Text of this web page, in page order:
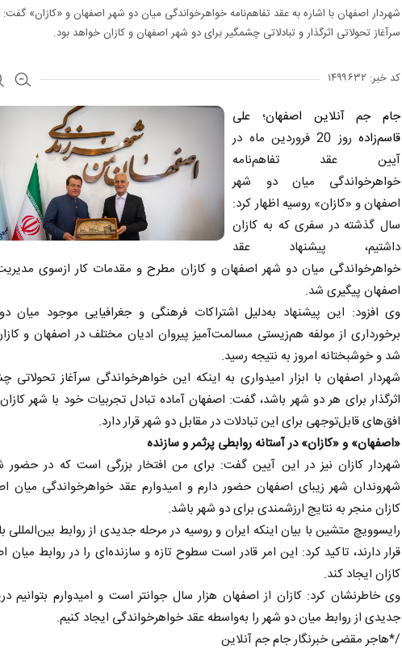
شهردار اصفهان با اشاره به عقد تفاهم‌نامه خواهرخواندگی میان دو شهر اصفهان و «کازان» گفت:
سرآغاز تحولاتی اثرگذار و تبادلاتی چشمگیر برای دو شهر اصفهان و کازان خواهد بود.
کد خبر: ۱۴۹۹۶۳۲
جام جم آنلاین اصفهان؛
علی
قاسم‌زاده
روز 20 فروردین ماه در
آیین عقد تفاهم‌نامه
خواهرخواندگی میان دو شهر
اصفهان و «کازان» روسیه اظهار کرد:
سال گذشته در سفری که به کازان
داشتیم، پیشنهاد عقد
خواهرخواندگی میان دو شهر اصفهان و‌ کازان مطرح و مقدمات کار ازسوی
اصفهان پیگیری شد.
وی افزود: این پیشنهاد به‌دلیل اشتراکات فرهنگی و جغرافیایی موجود میان
برخورداری از مولفه هم‌زیستی مسالمت‌آمیز پیروان ادیان مختلف در اصفهان و
شد و خوشبختانه امروز به نتیجه رسید.
شهردار اصفهان با ابزار امیدواری به اینکه این خواهرخواندگی سرآغاز تحولاتی
اثرگذار برای هر دو شهر باشد، گفت: اصفهان آماده تبادل تجربیات خود با شهر
افق‌های قابل‌توجهی برای این تبادلات در مقابل دو شهر قرار دارد.
«اصفهان» و «کازان» در آستانه روابطی پرثمر و سازنده
شهردار کازان نیز در این آیین گفت: برای من افتخار بزرگی است که در حضور
شهروندان شهر زیبای اصفهان حضور دارم و‌ امیدوارم عقد خواهرخواندگی میان
کازان منجر به نتایج ارزشمندی برای دو شهر باشد.
رایسوویچ متشین با بیان اینکه ایران‌ و روسیه در مرحله جدیدی از روابط بین‌المللی
قرار دارند، تاکید کرد: این امر قادر است سطوح تازه‌ و سازنده‌ای را در روابط میان
کازان ایجاد کند.
وی خاطرنشان کرد: کازان از اصفهان هزار سال جوانتر است و‌ امیدوارم بتوانیم
جدیدی از روابط میان دو شهر را به‌واسطه عقد خواهرخواندگی ایجاد کنیم.
هاجر مقضی خبرنگار جام جم آنلاین*/